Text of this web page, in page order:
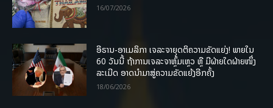
16/07/2026
ອີຣານ-ອາເມລິກາ ເຈລະຈາຍຸດຕິຄວາມຂັດແຍ່ງ! ພາຍໃນ
60 ວັນນີ້ ຖ້າການເຈລະຈາຫຼົ້ມເຫຼວ ຫຼື ມີຝ່າຍໃດຝ່າຍໜຶ່ງ
ລະເມີດ ອາດນໍາມາສູ່ຄວາມຂັດແຍ້ງອີກຄັ້ງ
18/06/2026